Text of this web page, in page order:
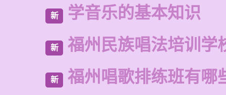
新 学音乐的基本知识
新 福州民族唱法培训学
新 福州唱歌排练班有哪